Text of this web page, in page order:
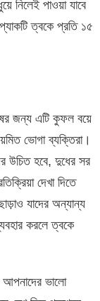
নিলেই পাওয়া যাবে
ত্বকে প্রতি ১৫
জন্য এটি কুফল বয়ে
ভোগা ব্যক্তিরা।
উচিত হবে, দুধের সর
দেখা দিতে
যাদের অন্যান্য
করলে ত্বকে
ভালো